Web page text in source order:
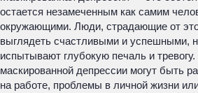
остается незамеченным как самим
окружающими. Люди, страдающие от
выглядеть счастливыми и успешными,
испытывают глубокую печаль и
маскированной депрессии могут быть
на работе, проблемы в личной жизни